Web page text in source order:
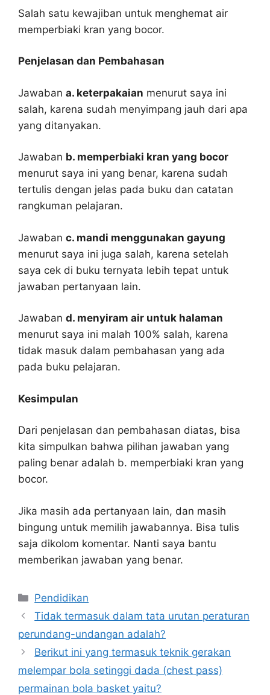
Salah satu kewajiban untuk menghemat air
memperbiaki kran yang bocor.
Penjelasan dan Pembahasan
Jawaban a. keterpakaian menurut saya ini
salah, karena sudah menyimpang jauh dari apa
yang ditanyakan.
Jawaban b. memperbiaki kran yang bocor
menurut saya ini yang benar, karena sudah
tertulis dengan jelas pada buku dan catatan
rangkuman pelajaran.
Jawaban c. mandi menggunakan gayung
menurut saya ini juga salah, karena setelah
saya cek di buku ternyata lebih tepat untuk
jawaban pertanyaan lain.
Jawaban d. menyiram air untuk halaman
menurut saya ini malah 100% salah, karena
tidak masuk dalam pembahasan yang ada
pada buku pelajaran.
Kesimpulan
Dari penjelasan dan pembahasan diatas, bisa
kita simpulkan bahwa pilihan jawaban yang
paling benar adalah b. memperbiaki kran yang
bocor.
Jika masih ada pertanyaan lain, dan masih
bingung untuk memilih jawabannya. Bisa tulis
saja dikolom komentar. Nanti saya bantu
memberikan jawaban yang benar.
Kategori
Pendidikan
Tidak termasuk dalam tata urutan peraturan
perundang-undangan adalah?
Berikut ini yang termasuk teknik gerakan
melempar bola setinggi dada (chest pass)
permainan bola basket yaitu?